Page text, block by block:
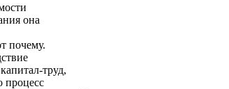
она
почему.
труд,
процесс